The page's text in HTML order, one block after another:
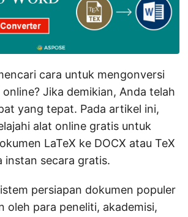
cara untuk mengonversi
online? Jika demikian, Anda telah
yang tepat. Pada artikel ini,
alat online gratis untuk
LaTeX ke DOCX atau TeX
instan secara gratis.
persiapan dokumen populer
oleh para peneliti, akademisi,